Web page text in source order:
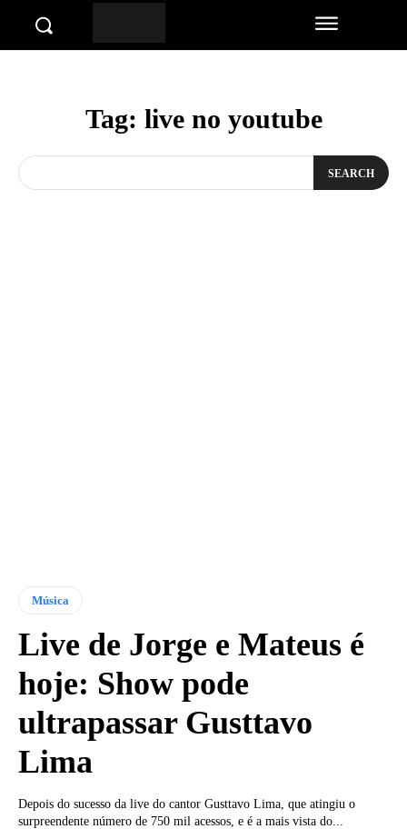
Tag: live no youtube
SEARCH
Música
Live de Jorge e Mateus é
hoje: Show pode
ultrapassar Gusttavo
Lima
Depois do sucesso da live do cantor Gusttavo Lima, que atingiu o
surpreendente número de 750 mil acessos, e é a mais vista do...